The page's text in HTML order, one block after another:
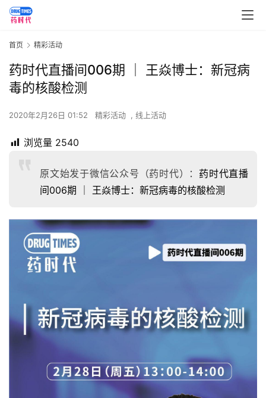
首页 精彩活动
药时代直播间006期 ｜ 王焱博士：新冠病
毒的核酸检测
2020年2月26日 01:52 精彩活动 , 线上活动
浏览量 2540
原文始发于微信公众号（药时代）： 药时代直播
间006期 ｜ 王焱博士：新冠病毒的核酸检测